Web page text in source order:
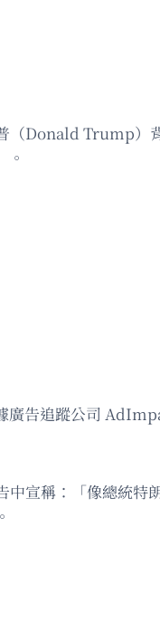
（Donald Trump）
廣告追蹤公司
宣稱：「像總統特